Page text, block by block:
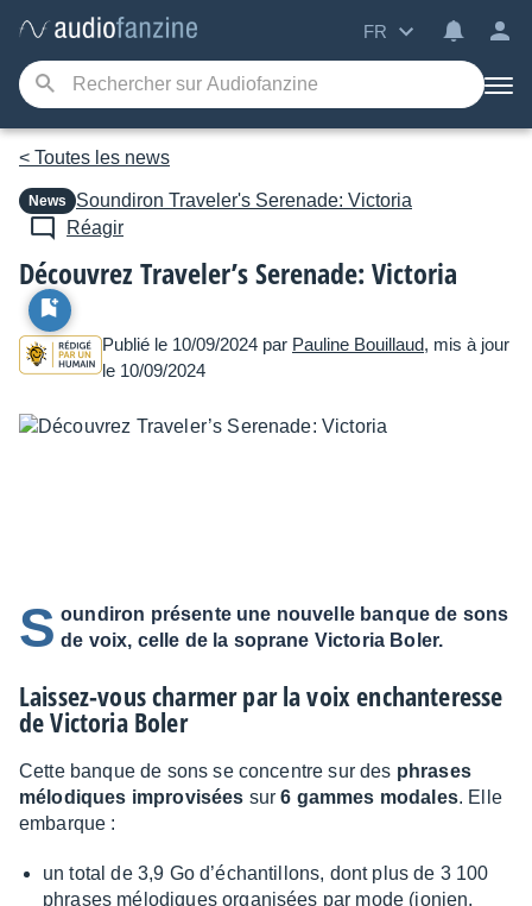
FR
< Toutes les news
News Soundiron Traveler's Serenade: Victoria
Réagir
Découvrez Traveler’s Serenade: Victoria
Publié le 10/09/2024 par Pauline Bouillaud, mis à jour
le 10/09/2024
S oundiron présente une nouvelle banque de sons
de voix, celle de la soprane Victoria Boler.
Lais­sez-vous char­mer par la voix enchan­te­resse
de Victo­ria Boler
Cette banque de sons se concentre sur des phrases
mélo­diques impro­vi­sées sur 6 gammes modales. Elle
embarque :
un total de 3,9 Go d’échan­tillons, dont plus de 3 100
phrases mélo­diques orga­ni­sées par mode (ionien,